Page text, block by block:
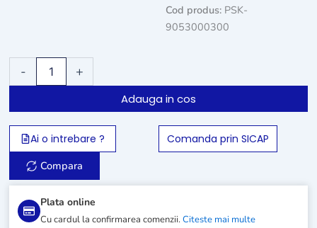
Plata online
Cu cardul la confirmarea comenzii.Citeste mai multe
Cod produs: PSK-
9053000300
-
Aparat
rece
Comet
KT1900
+
Adauga in cos
Ai o intrebare ?
Comanda prin SICAP
Compara